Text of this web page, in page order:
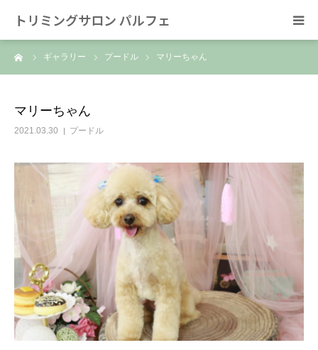
トリミングサロン パルフェ
ギャラリー プードル マリーちゃん
マリーちゃん
2021.03.30 プードル
HOME
スタッフ
SNS/リンク